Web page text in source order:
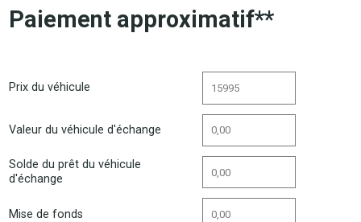
Paiement approximatif**
Prix du véhicule
Valeur du véhicule d'échange
Solde du prêt du véhicule
d'échange
Mise de fonds